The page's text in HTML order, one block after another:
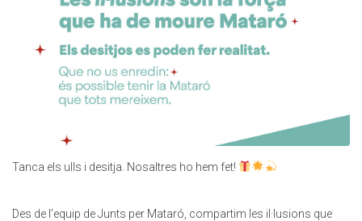
Tanca els ulls i desitja. Nosaltres ho hem fet!
Des de l’equip de Junts per Mataró, compartim les il·lusions que